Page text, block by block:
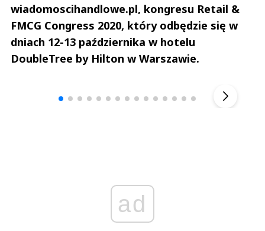
wiadomoscihandlowe.pl, kongresu Retail &
FMCG Congress 2020, który odbędzie się w
dniach 12-13 października w hotelu
DoubleTree by Hilton w Warszawie.
ad